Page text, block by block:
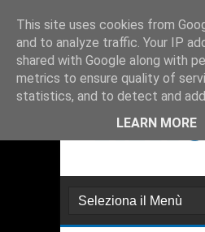
Ultimissime Recensione:
Recensione:
Recensione:
This site uses cookies from
and to analyze traffic. Your IP
shared with Google along with
metrics to ensure quality of
statistics, and to detect and
LEARN MORE